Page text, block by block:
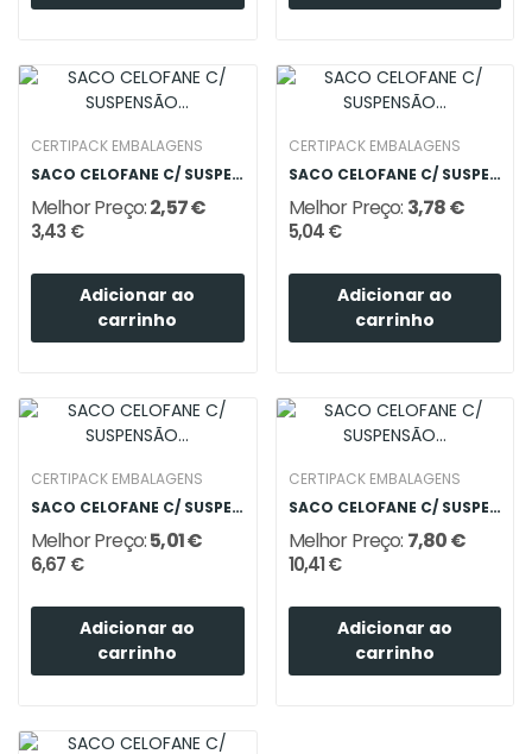
CERTIPACK EMBALAGENS
SACO CELOFANE C/ SUSPENSÃO 80X120
Melhor Preço:2,57 €
3,43 €
Adicionar ao
carrinho
CERTIPACK EMBALAGENS
SACO CELOFANE C/ SUSPENSÃO 100X150
Melhor Preço: 3,78 €
5,04 €
Adicionar ao
carrinho
CERTIPACK EMBALAGENS
SACO CELOFANE C/ SUSPENSÃO 120X180
Melhor Preço:5,01 €
6,67 €
Adicionar ao
carrinho
CERTIPACK EMBALAGENS
SACO CELOFANE C/ SUSPENSÃO 160X220
Melhor Preço: 7,80 €
10,41 €
Adicionar ao
carrinho